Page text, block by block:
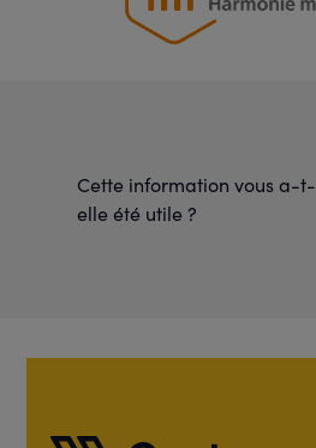
Cette information vous a-t-
elle été utile ?